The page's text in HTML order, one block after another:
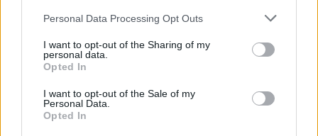
Personal Data Processing Opt Outs
I want to opt-out of the Sharing of my
personal data.
Opted In
I want to opt-out of the Sale of my
Personal Data.
Opted In
ALTRE NOTIZIE DI SAN VITTORE OLONA